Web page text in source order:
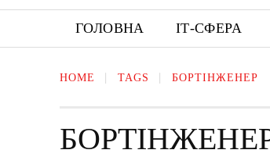
ГОЛОВНА ІТ-СФЕРА
HOME TAGS БОРТІНЖЕНЕР